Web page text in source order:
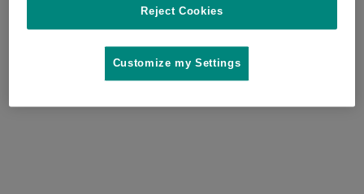
Reject Cookies
Customize my Settings